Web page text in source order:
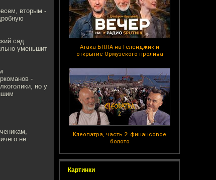
Атака БПЛА на Геленджик и
открытие Ормузского пролива
Клеопатра, часть 2: финансовое
болото
Картинки
вторым -
сад
уменьшит
-
но у
не